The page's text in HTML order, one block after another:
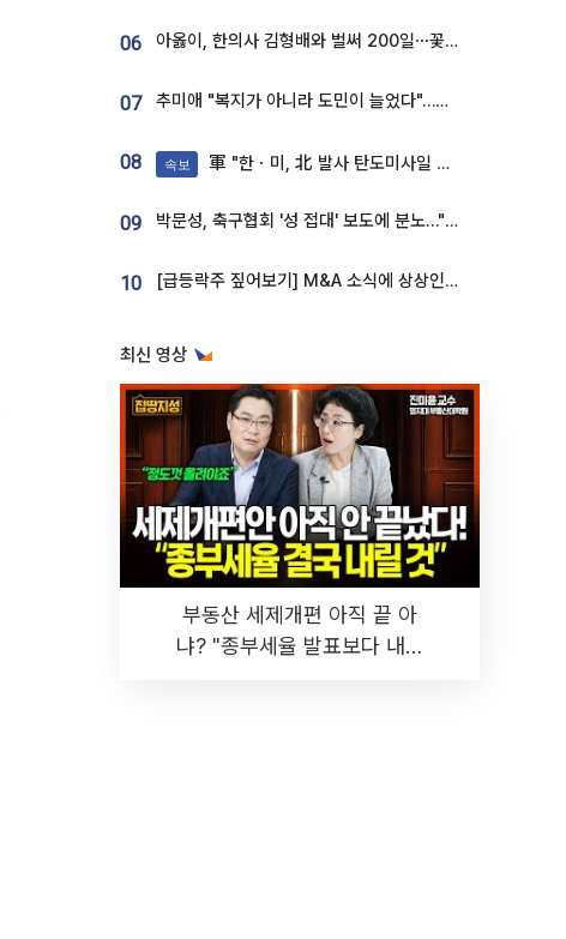
06 아옳이, 한의사 김형배와 벌써 200일⋯꽃다발 들고 "프러포즈 아냐"
07 추미애 "복지가 아니라 도민이 늘었다"…재정난 책임론 정면돌파
08 속보 軍 "한ㆍ미, 北 발사 탄도미사일 제원 정밀분석 중"
09 박문성, 축구협회 '성 접대' 보도에 분노…"다 말아먹으려고 작정했나"
10 [급등락주 짚어보기] M&A 소식에 상상인증권ㆍ유니켐 ‘상한가’⋯유증 제동 걸린 SK디앤디↑
최신 영상
부동산 세제개편 아직 끝 아
냐? "종부세율 발표보다 내릴